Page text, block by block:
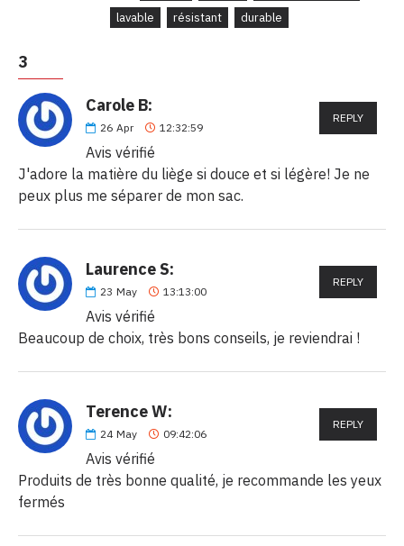
lavable
résistant durable
3
Carole B:
26 Apr 12:32:59
REPLY
Avis vérifié
J'adore la matière du liège si douce et si légère! Je ne
peux plus me séparer de mon sac.
Laurence S:
23 May 13:13:00
REPLY
Avis vérifié
Beaucoup de choix, très bons conseils, je reviendrai !
Terence W:
24 May 09:42:06
REPLY
Avis vérifié
Produits de très bonne qualité, je recommande les yeux
fermés